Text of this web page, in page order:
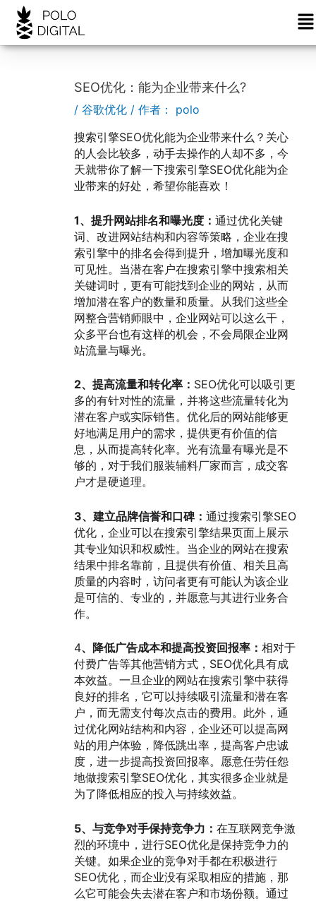
菜
单
SEO优化：能为企业带来什么?
/ 谷歌优化/ 作者：
polo
搜索引擎SEO优化能为企业带来什么？关心
的人会比较多，动手去操作的人却不多，今
天就带你了解一下搜索引擎SEO优化能为企
业带来的好处，希望你能喜欢！
1、提升网站排名和曝光度： 通过优化关键
词、改进网站结构和内容等策略，企业在搜
索引擎中的排名会得到提升，增加曝光度和
可见性。当潜在客户在搜索引擎中搜索相关
关键词时，更有可能找到企业的网站，从而
增加潜在客户的数量和质量。从我们这些全
网整合营销师眼中，企业网站可以这么干，
众多平台也有这样的机会，不会局限企业网
站流量与曝光。
2、提高流量和转化率： SEO优化可以吸引更
多的有针对性的流量，并将这些流量转化为
潜在客户或实际销售。优化后的网站能够更
好地满足用户的需求，提供更有价值的信
息，从而提高转化率。光有流量有曝光是不
够的，对于我们服装辅料厂家而言，成交客
户才是硬道理。
3、建立品牌信誉和口碑： 通过搜索引擎SEO
优化，企业可以在搜索引擎结果页面上展示
其专业知识和权威性。当企业的网站在搜索
结果中排名靠前，且提供有价值、相关且高
质量的内容时，访问者更有可能认为该企业
是可信的、专业的，并愿意与其进行业务合
作。
4、降低广告成本和提高投资回报率： 相对于
付费广告等其他营销方式，SEO优化具有成
本效益。一旦企业的网站在搜索引擎中获得
良好的排名，它可以持续吸引流量和潜在客
户，而无需支付每次点击的费用。此外，通
过优化网站结构和内容，企业还可以提高网
站的用户体验，降低跳出率，提高客户忠诚
度，进一步提高投资回报率。愿意任劳任怨
地做搜索引擎SEO优化，其实很多企业就是
为了降低相应的投入与持续效益。
5、与竞争对手保持竞争力： 在互联网竞争激
烈的环境中，进行SEO优化是保持竞争力的
关键。如果企业的竞争对手都在积极进行
SEO优化，而企业没有采取相应的措施，那
么它可能会失去潜在客户和市场份额。通过